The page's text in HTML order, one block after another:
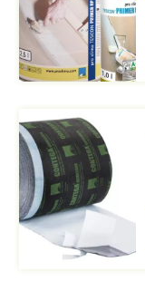
Afbeelding